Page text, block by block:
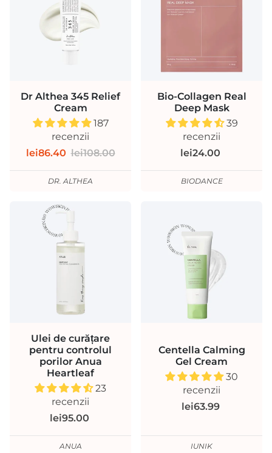
Dr Althea 345 Relief
Cream
187
recenzii
lei86.40 lei108.00
DR. ALTHEA
Bio-Collagen Real
Deep Mask
39
recenzii
lei24.00
BIODANCE
Ulei de curățare
pentru controlul
porilor Anua
Heartleaf
23
recenzii
lei95.00
ANUA
Centella Calming
Gel Cream
30
recenzii
lei63.99
IUNIK